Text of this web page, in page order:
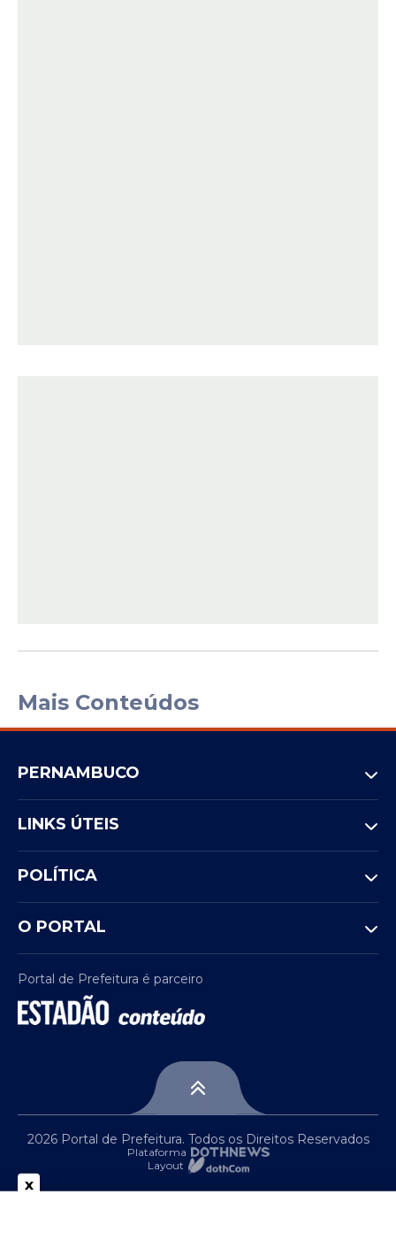
Mais Conteúdos
PERNAMBUCO
LINKS ÚTEIS
POLÍTICA
O PORTAL
Portal de Prefeitura é parceiro
2026 Portal de Prefeitura. Todos os Direitos Reservados
Plataforma
Layout
x